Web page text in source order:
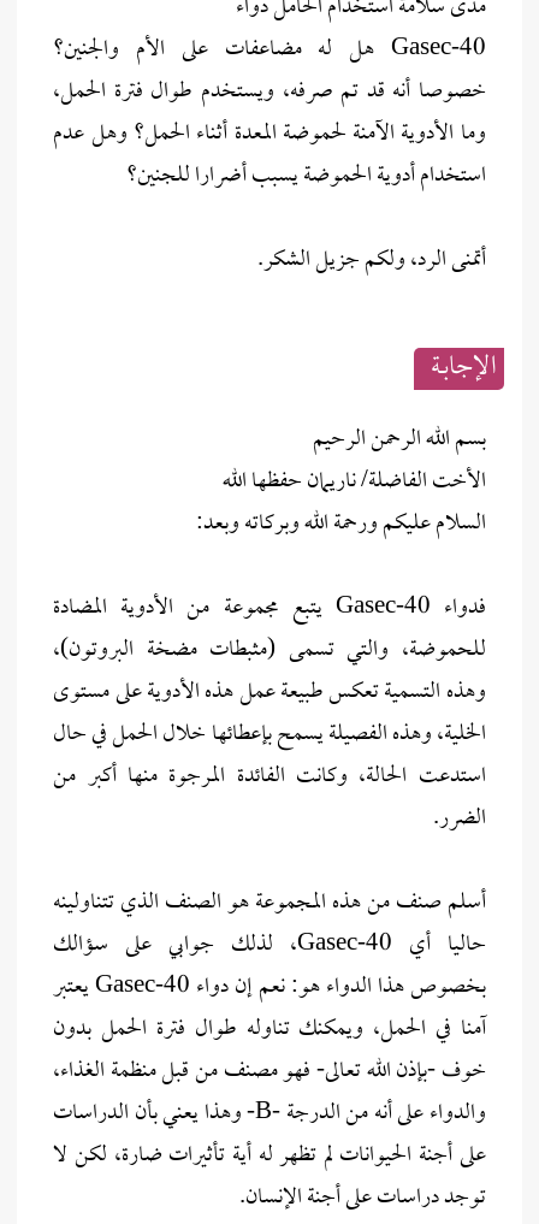
Gasec-40 هل له مضاعفات على الأم والجنين؟
خصوصا أنه قد تم صرفه، ويستخدم طوال فترة الحمل،
وما الأدوية الآمنة لحموضة المعدة أثناء الحمل؟ وهل عدم
استخدام أدوية الحموضة يسبب أضرارا للجنين؟
أتمنى الرد، ولكم جزيل الشكر.
الإجابــة
بسم الله الرحمن الرحيم
الأخت الفاضلة/ ناريمان حفظها الله
السلام عليكم ورحمة الله وبركاته وبعد:
فدواء Gasec-40 يتبع مجموعة من الأدوية المضادة
للحموضة، والتي تسمى (مثبطات مضخة البروتون)،
وهذه التسمية تعكس طبيعة عمل هذه الأدوية على مستوى
الخلية، وهذه الفصيلة يسمح بإعطائها خلال الحمل في حال
استدعت الحالة، وكانت الفائدة المرجوة منها أكبر من
الضرر.
أسلم صنف من هذه المجموعة هو الصنف الذي تتناولينه
حاليا أي Gasec-40، لذلك جوابي على سؤالك
بخصوص هذا الدواء هو: نعم إن دواء Gasec-40 يعتبر
آمنا في الحمل، ويمكنك تناوله طوال فترة الحمل بدون
خوف -بإذن الله تعالى- فهو مصنف من قبل منظمة الغذاء،
والدواء على أنه من الدرجة -B- وهذا يعني بأن الدراسات
على أجنة الحيوانات لم تظهر له أية تأثيرات ضارة، لكن لا
توجد دراسات على أجنة الإنسان.